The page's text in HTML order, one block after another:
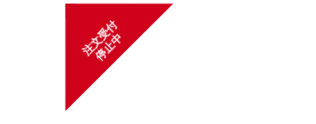
注
文
受
付
停
止
中